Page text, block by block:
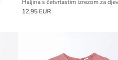
Haljina s četvrtastim izrezom za
12.95 EUR